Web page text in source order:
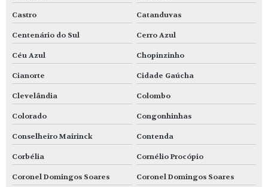
Castro Catanduvas
Centenário do Sul Cerro Azul
Céu Azul Chopinzinho
Cianorte Cidade Gaúcha
Clevelândia Colombo
Colorado Congonhinhas
Conselheiro Mairinck Contenda
Corbélia Cornélio Procópio
Coronel Domingos Soares Coronel Domingos Soares